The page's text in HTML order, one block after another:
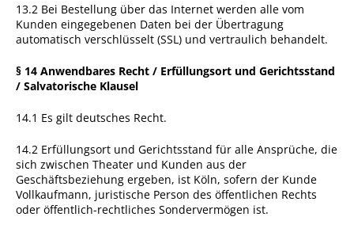
13.2 Bei Bestellung über das Internet werden alle vom
Kunden eingegebenen Daten bei der Übertragung
automatisch verschlüsselt (SSL) und vertraulich behandelt.
§ 14 Anwendbares Recht / Erfüllungsort und Gerichtsstand
/ Salvatorische Klausel
14.1 Es gilt deutsches Recht.
14.2 Erfüllungsort und Gerichtsstand für alle Ansprüche, die
sich zwischen Theater und Kunden aus der
Geschäftsbeziehung ergeben, ist Köln, sofern der Kunde
Vollkaufmann, juristische Person des öffentlichen Rechts
oder öffentlich-rechtliches Sondervermögen ist.